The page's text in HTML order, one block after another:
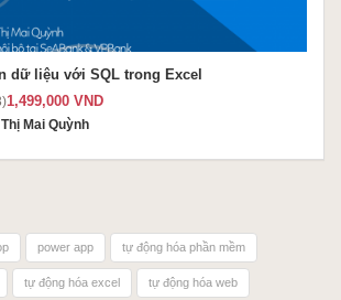
dữ liệu với SQL trong Excel
1,499,000 VND
Mai Quỳnh
power app tự động hóa phần mềm
tự động hóa excel tự động hóa web